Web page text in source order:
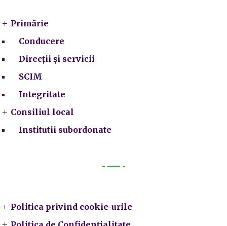
Primărie
Conducere
Direcții și servicii
SCIM
Integritate
Consiliul local
Institutii subordonate
Politica privind cookie-urile